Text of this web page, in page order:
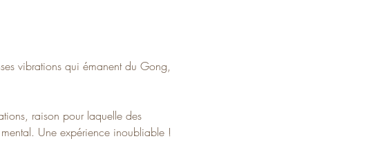
vibrations qui émanent du Gong,
raison pour laquelle des
Une expérience inoubliable !